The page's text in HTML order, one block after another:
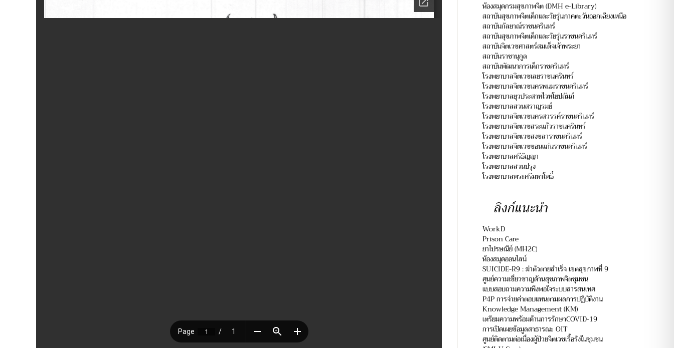
ห้องสมุดกรมสุขภาพจิต (DMH e-Library)
สถาบันสุขภาพจิตเด็กและวัยรุ่นภาคตะวันออกเฉียงเหนือ
สถาบันกัลยาณ์ราชนครินทร์
สถาบันสุขภาพจิตเด็กและวัยรุ่นราชนครินทร์
สถาบันจิตเวชศาสตร์สมเด็จเจ้าพระยา
สถาบันราชานุกูล
สถาบันพัฒนาการเด็กราชครินทร์
โรงพยาบาลจิตเวชเลยราชนครินทร์
โรงพยาบาลจิตเวชนครพนมราชนครินทร์
โรงพยาบาลยุวประสาทไวทโยปถัมภ์
โรงพยาบาลสวนสราญรมย์
โรงพยาบาลจิตเวชนครสวรรค์ราชนครินทร์
โรงพยาบาลจิตเวชสระแก้วราชนครินทร์
โรงพยาบาลจิตเวชสงขลาราชนครินทร์
โรงพยาบาลจิตเวชขอนแก่นราชนครินทร์
โรงพยาบาลศรีธัญญา
โรงพยาบาลสวนปรุง
โรงพยาบาลพระศรีมหาโพธิ์
ลิงก์แนะนำ
WorkD
Prison Care
ยาไปรษณีย์ (MH2C)
ห้องสมุดออนไลน์
SUICIDE-R9 : ฆ่าตัวตายสำเร็จ เขตสุขภาพที่ 9
ศูนย์ความเชี่ยวชาญด้านสุขภาพจิตชุมชน
แบบสอบถามความพึงพอใจระบบสารสนเทศ
P4P การจ่ายค่าตอบแทนตามผลการปฏิบัติงาน
Knowledge Management (KM)
เตรียมความพร้อมด้านการรักษาCOVID-19
การเปิดเผยข้อมูลสาธารณะ OIT
ศูนย์ติดตามต่อเนื่องผู้ป่วยจิตเวชเรื้อรังในชุมชน